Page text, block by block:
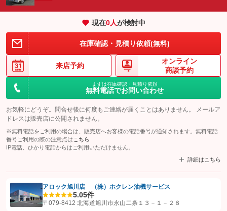
現在0人が検討中
在庫確認・見積り依頼(無料)
来店予約
オンライン
商談予約
まずは在庫確認・見積り依頼
無料電話でお問い合わせ
お気軽にどうぞ。問合せ後に何度もご連絡が届くことはありません。 メールア
ドレスは販売店に公開されません。
※無料電話をご利用の場合は、販売店へお客様の電話番号が通知されます。無料電話
番号ご利用の際の注意点は こちら
IP電話、ひかり電話からはご利用いただけません。
詳細はこちら
【STEP1】認証画面でグーネットを友だち追加してから「許可する」ボタンを押
アロック旭川店 （株）ホクレン油機サービス
5.05件
〒079-8412 北海道旭川市永山二条１３－１－２８